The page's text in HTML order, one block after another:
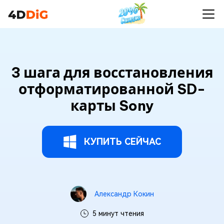
3 шага для восстановления
отформатированной SD-
карты Sony
КУПИТЬ СЕЙЧАС
Александр Кокин
5 минут чтения